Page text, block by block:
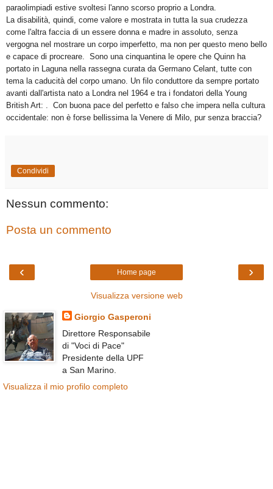
paraolimpiadi estive svoltesi l'anno scorso proprio a Londra.
La disabilità, quindi, come valore e mostrata in tutta la sua crudezza
come l'altra faccia di un essere donna e madre in assoluto, senza
vergogna nel mostrare un corpo imperfetto, ma non per questo meno bello
e capace di procreare. Sono una cinquantina le opere che Quinn ha
portato in Laguna nella rassegna curata da Germano Celant, tutte con
tema la caducità del corpo umano. Un filo conduttore da sempre portato
avanti dall'artista nato a Londra nel 1964 e tra i fondatori della Young
British Art:
. Con buona pace del perfetto e falso che impera nella cultura
occidentale: non è forse bellissima la Venere di Milo, pur senza braccia?
Condividi
Nessun commento:
Posta un commento
‹ ›
Home page
Visualizza versione web
Giorgio Gasperoni
Direttore Responsabile
di "Voci di Pace"
Presidente della UPF
a San Marino.
Visualizza il mio profilo completo